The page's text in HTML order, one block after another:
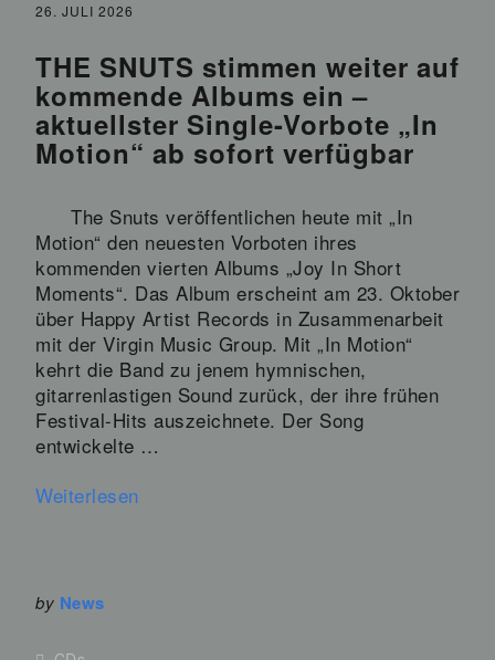
26. JULI 2026
THE SNUTS stimmen weiter auf
kommende Albums ein –
aktuellster Single-Vorbote „In
Motion“ ab sofort verfügbar
The Snuts veröffentlichen heute mit „In
Motion“ den neuesten Vorboten ihres
kommenden vierten Albums „Joy In Short
Moments“. Das Album erscheint am 23. Oktober
über Happy Artist Records in Zusammenarbeit
mit der Virgin Music Group. Mit „In Motion“
kehrt die Band zu jenem hymnischen,
gitarrenlastigen Sound zurück, der ihre frühen
Festival-Hits auszeichnete. Der Song
entwickelte …
Weiterlesen
by News